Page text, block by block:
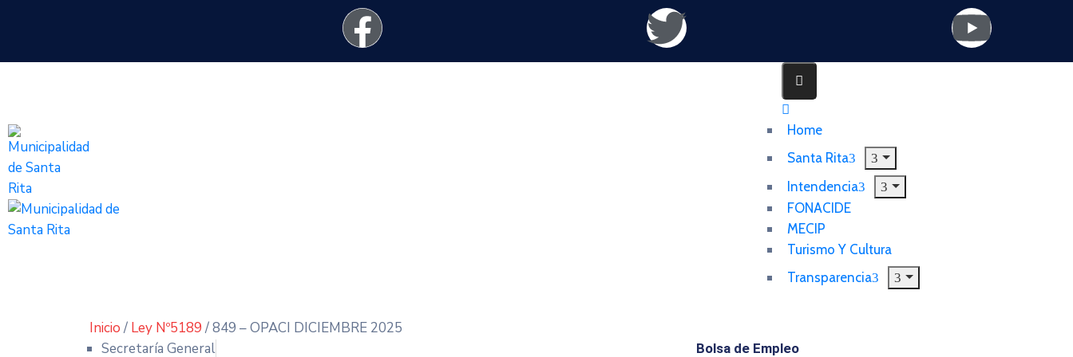
Home
Santa Rita
Intendencia
FONACIDE
MECIP
Turismo Y Cultura
Transparencia
Inicio/ Ley Nº5189/ 849 – OPACI DICIEMBRE 2025
Secretaría General
Bolsa de Empleo